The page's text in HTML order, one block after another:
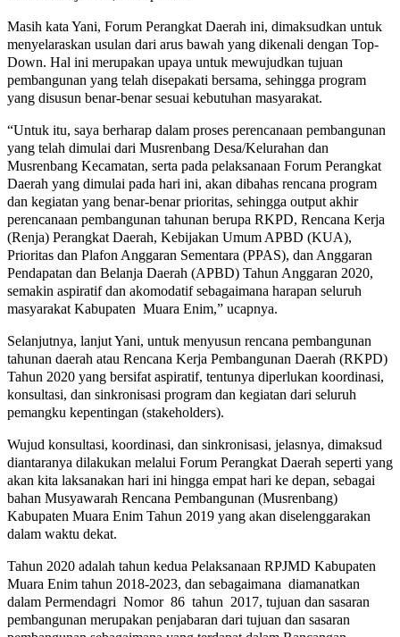
Masih kata Yani, Forum Perangkat Daerah ini, dimaksudkan untuk
menyelaraskan usulan dari arus bawah yang dikenali dengan Top-
Down. Hal ini merupakan upaya untuk mewujudkan tujuan
pembangunan yang telah disepakati bersama, sehingga program
yang disusun benar-benar sesuai kebutuhan masyarakat.
“Untuk itu, saya berharap dalam proses perencanaan pembangunan
yang telah dimulai dari Musrenbang Desa/Kelurahan dan
Musrenbang Kecamatan, serta pada pelaksanaan Forum Perangkat
Daerah yang dimulai pada hari ini, akan dibahas rencana program
dan kegiatan yang benar-benar prioritas, sehingga output akhir
perencanaan pembangunan tahunan berupa RKPD, Rencana Kerja
(Renja) Perangkat Daerah, Kebijakan Umum APBD (KUA),
Prioritas dan Plafon Anggaran Sementara (PPAS), dan Anggaran
Pendapatan dan Belanja Daerah (APBD) Tahun Anggaran 2020,
semakin aspiratif dan akomodatif sebagaimana harapan seluruh
masyarakat Kabupaten Muara Enim,” ucapnya.
Selanjutnya, lanjut Yani, untuk menyusun rencana pembangunan
tahunan daerah atau Rencana Kerja Pembangunan Daerah (RKPD)
Tahun 2020 yang bersifat aspiratif, tentunya diperlukan koordinasi,
konsultasi, dan sinkronisasi program dan kegiatan dari seluruh
pemangku kepentingan (stakeholders).
Wujud konsultasi, koordinasi, dan sinkronisasi, jelasnya, dimaksud
diantaranya dilakukan melalui Forum Perangkat Daerah seperti yang
akan kita laksanakan hari ini hingga empat hari ke depan, sebagai
bahan Musyawarah Rencana Pembangunan (Musrenbang)
Kabupaten Muara Enim Tahun 2019 yang akan diselenggarakan
dalam waktu dekat.
Tahun 2020 adalah tahun kedua Pelaksanaan RPJMD Kabupaten
Muara Enim tahun 2018-2023, dan sebagaimana diamanatkan
dalam Permendagri Nomor 86 tahun 2017, tujuan dan sasaran
pembangunan merupakan penjabaran dari tujuan dan sasaran